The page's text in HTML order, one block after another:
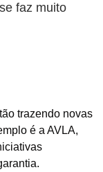
faz muito
trazendo novas
é a AVLA,